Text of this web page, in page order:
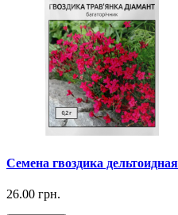
Семена гвоздика
26.00 грн.